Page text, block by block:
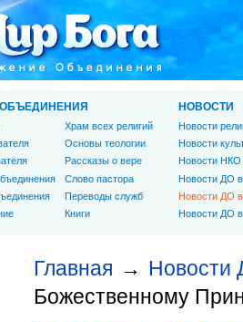
Главная → Новости
Божественному
Храм всех религий
Основы теологии
Рассказы о вере
Слово пастора
Переводы служб
Книги
НОВОСТИ
Новости
Новости
Новости НКО
Новости ДО
Новости ДО
Новости ДО